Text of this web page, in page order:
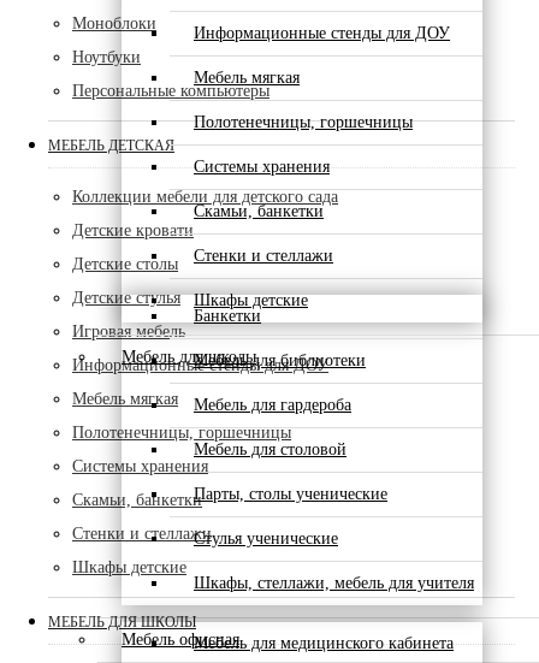
Информационные стенды для ДОУ
Мебель мягкая
Полотенечницы, горшечницы
Системы хранения
Скамьи, банкетки
Стенки и стеллажи
Шкафы детские
Мебель для школы
Банкетки
Мебель для библиотеки
Мебель для гардероба
Мебель для столовой
Парты, столы ученические
Стулья ученические
Шкафы, стеллажи, мебель для учителя
Мебель офиснаяМебель для медицинского кабинета
Моноблоки
Ноутбуки
Персональные компьютеры
МЕБЕЛЬ ДЕТСКАЯ
Коллекции мебели для детского сада
Детские кровати
Детские столы
Детские стулья
Игровая мебель
Информационные стенды для ДОУ
Мебель мягкая
Полотенечницы, горшечницы
Системы хранения
Скамьи, банкетки
Стенки и стеллажи
Шкафы детские
МЕБЕЛЬ ДЛЯ ШКОЛЫ